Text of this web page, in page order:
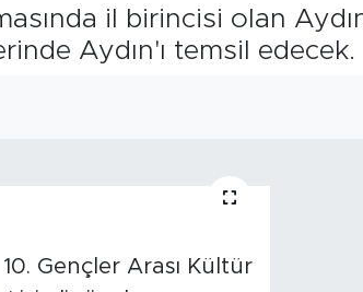
il birincisi olan
Aydın'ı temsil edecek.
Gençler Arası Kültür